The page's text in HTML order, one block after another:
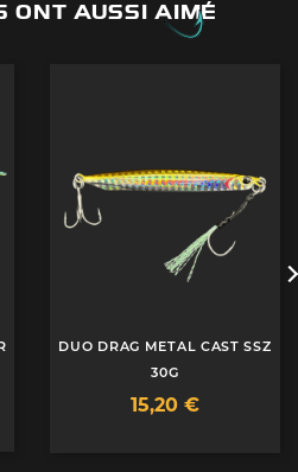
ONT AUSSI AIMÉ
DUO DRAG METAL CAST SSZ
30G
15,20 €